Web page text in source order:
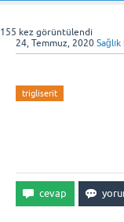
155 kez görüntülendi
24, Temmuz, 2020 Sağlık
trigliserit